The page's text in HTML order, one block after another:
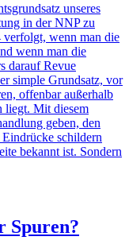
unseres
in der NNP zu
verfolgt, wenn man die
wenn man die
darauf Revue
simple Grundsatz, vor
offenbar außerhalb
liegt. Mit diesem
geben, den
schildern
bekannt ist. Sondern
Spuren?